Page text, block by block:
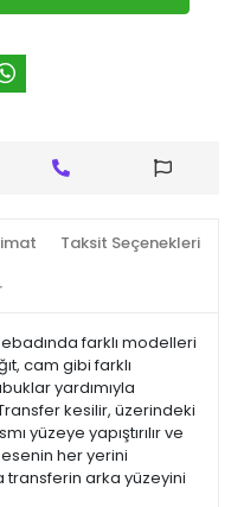
Taksit Seçenekleri
farklı modelleri
cam gibi farklı
yardımıyla
kesilir, üzerindeki
yüzeye yapıştırılır ve
her yerini
transferin arka yüzeyini